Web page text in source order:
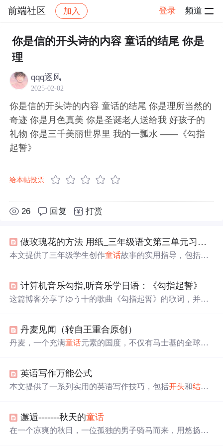
前端社区 加入 登录 频道
社区 前端社区 感慨 帖子详情
你是信的开头诗的内容 童话的结尾 你是
理
qqq逐风
2025-02-02
你是信的开头诗的内容 童话的结尾 你是理所当然的
奇迹 你是月色真美 你是圣诞老人送给我 好孩子的
礼物 你是三千美丽世界里 我的一瓢水 ——《勾指
起誓》
给本帖投票
26 回复 打赏
做玫瑰花的方法 用纸_三年级语文第三单元习作，《编写
本文提供了三年级学生创作童话故事的实用指导，包括如
计算机音乐勾指,听音乐学日语：《勾指起誓》
这篇博客分享了ゆう十的歌曲《勾指起誓》的歌词，并通
童话的结尾’，‘你是圣诞老人送给我的礼物’等，展现了温
柔与坚韧的情感。文章适合日语学习者，通过歌曲感受语
丹麦见闻（转自王重合原创）
丹麦，一个充满童话元素的国度，不仅有马士基的全球航
己的现代童话。本文讲述了丹麦如何克服重重困难，发展
成为世界领先的航运大国和清洁能源先锋。
英语写作万能公式
本文提供了一系列实用的英语写作技巧，包括开头和结尾
邂逅-------秋天的童话
在一个凉爽的秋日，一位孤独的男子骑马而来，用悠扬的